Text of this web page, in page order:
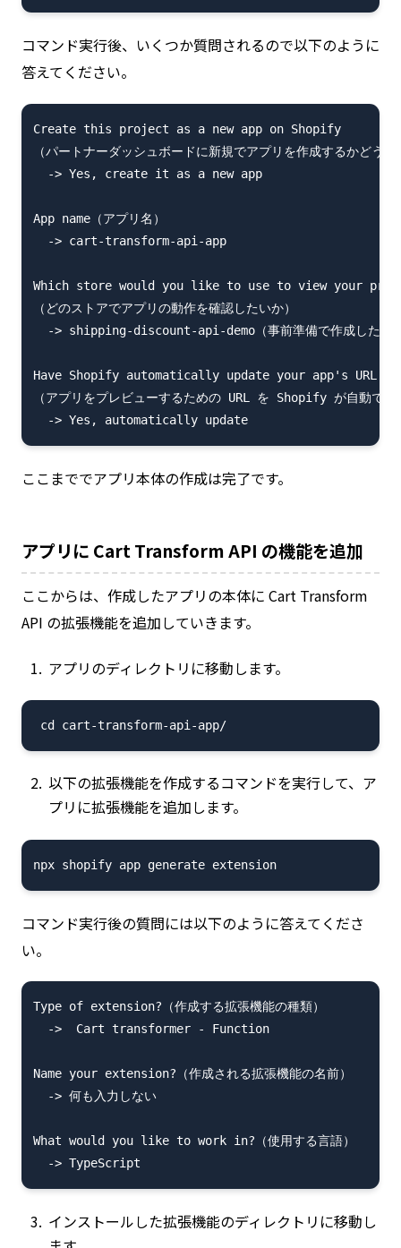
コマンド実行後、いくつか質問されるので以下のように
答えてください。
Create this project as a new app on Shopify
（パートナーダッシュボードに新規でアプリを作成するかどうか
  -> Yes, create it as a new app
App name（アプリ名）
  -> cart-transform-api-app
Which store would you like to use to view your
（どのストアでアプリの動作を確認したいか）
-> shipping-discount-api-demo（事前準備で作成した開
Have Shopify automatically update your app's URL
（アプリをプレビューするための URL を Shopify が自動で生
  -> Yes, automatically update
ここまででアプリ本体の作成は完了です。
アプリに Cart Transform API の機能を追加
ここからは、作成したアプリの本体に Cart Transform
API の拡張機能を追加していきます。
アプリのディレクトリに移動します。
cd cart-transform-api-app/
以下の拡張機能を作成するコマンドを実行して、ア
プリに拡張機能を追加します。
npx shopify app generate extension
コマンド実行後の質問には以下のように答えてくださ
い。
Type of extension?（作成する拡張機能の種類）
  ->  Cart transformer - Function
Name your extension?（作成される拡張機能の名前）
  -> 何も入力しない
What would you like to work in?（使用する言語）
インストールした拡張機能のディレクトリに移動し